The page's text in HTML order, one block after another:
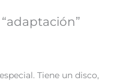
Tiene un disco,